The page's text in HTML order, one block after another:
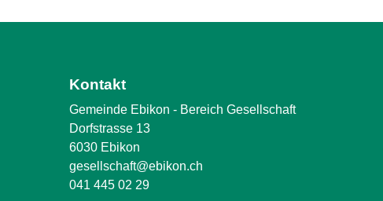
Kontakt
Gemeinde Ebikon - Bereich Gesellschaft
Dorfstrasse 13
6030 Ebikon
gesellschaft@ebikon.ch
041 445 02 29